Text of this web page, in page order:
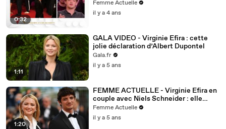
0:32
des confidences sur leur coup de
foudre
Femme Actuelle
il y a 4 ans
1:11
GALA VIDEO - Virginie Efira : cette
jolie déclaration d’Albert Dupontel
Gala.fr
il y a 5 ans
1:20
FEMME ACTUELLE - Virginie Efira en
couple avec Niels Schneider : elle
dévoile ce qui l'agace prodigieusement
Femme Actuelle
il y a 5 ans